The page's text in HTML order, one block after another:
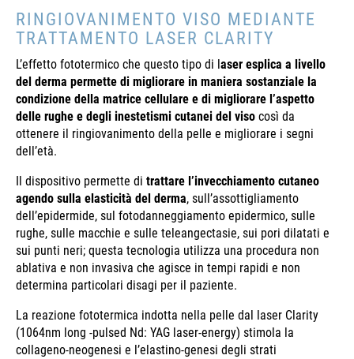
RINGIOVANIMENTO VISO MEDIANTE
TRATTAMENTO LASER CLARITY
L’effetto fototermico che questo tipo di l aser esplica a livello
del derma permette di migliorare in maniera sostanziale la
condizione della matrice cellulare e di migliorare l’aspetto
delle rughe e degli inestetismi cutanei del viso così da
ottenere il ringiovanimento della pelle e migliorare i segni
dell’età.
Il dispositivo permette di trattare l’invecchiamento cutaneo
agendo sulla elasticità del derma, sull’assottigliamento
dell’epidermide, sul fotodanneggiamento epidermico, sulle
rughe, sulle macchie e sulle teleangectasie, sui pori dilatati e
sui punti neri; questa tecnologia utilizza una procedura non
ablativa e non invasiva che agisce in tempi rapidi e non
determina particolari disagi per il paziente.
La reazione fototermica indotta nella pelle dal laser Clarity
(1064nm long -pulsed Nd: YAG laser-energy) stimola la
collageno-neogenesi e l’elastino-genesi degli strati